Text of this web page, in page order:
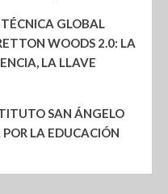
GLOBAL
WOODS 2.0: LA
LA LLAVE
SAN ÁNGELO
LA EDUCACIÓN